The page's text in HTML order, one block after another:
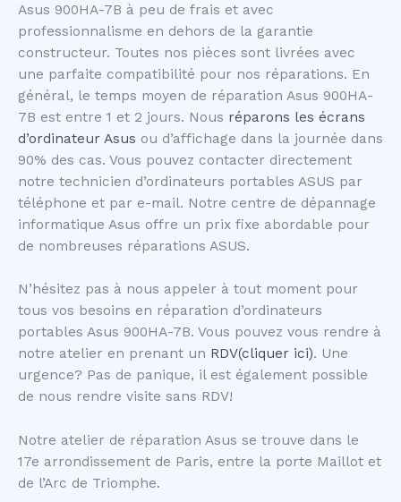
Asus 900HA-7B à peu de frais et avec
professionnalisme en dehors de la garantie
constructeur. Toutes nos pièces sont livrées avec
une parfaite compatibilité pour nos réparations. En
général, le temps moyen de réparation Asus 900HA-
7B est entre 1 et 2 jours. Nous réparons les écrans
d’ordinateur Asus ou d’affichage dans la journée dans
90% des cas. Vous pouvez contacter directement
notre technicien d’ordinateurs portables ASUS par
téléphone et par e-mail. Notre centre de dépannage
informatique Asus offre un prix fixe abordable pour
de nombreuses réparations ASUS.
N’hésitez pas à nous appeler à tout moment pour
tous vos besoins en réparation d’ordinateurs
portables Asus 900HA-7B. Vous pouvez vous rendre à
notre atelier en prenant un RDV(cliquer ici). Une
urgence? Pas de panique, il est également possible
de nous rendre visite sans RDV!
Notre atelier de réparation Asus se trouve dans le
17e arrondissement de Paris, entre la porte Maillot et
de l’Arc de Triomphe.